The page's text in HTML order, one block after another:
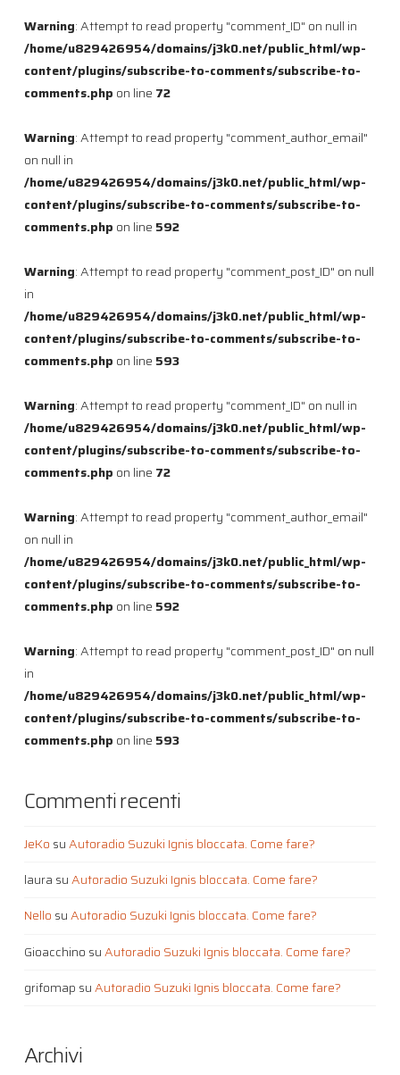
Warning: Attempt to read property "comment_ID" on null in
/home/u829426954/domains/j3k0.net/public_html/wp-
content/plugins/subscribe-to-comments/subscribe-to-
comments.php on line 72
Warning: Attempt to read property "comment_author_email"
on null in
/home/u829426954/domains/j3k0.net/public_html/wp-
content/plugins/subscribe-to-comments/subscribe-to-
comments.php on line 592
Warning: Attempt to read property "comment_post_ID" on null
in
/home/u829426954/domains/j3k0.net/public_html/wp-
content/plugins/subscribe-to-comments/subscribe-to-
comments.php on line 593
Warning: Attempt to read property "comment_ID" on null in
/home/u829426954/domains/j3k0.net/public_html/wp-
content/plugins/subscribe-to-comments/subscribe-to-
comments.php on line 72
Warning: Attempt to read property "comment_author_email"
on null in
/home/u829426954/domains/j3k0.net/public_html/wp-
content/plugins/subscribe-to-comments/subscribe-to-
comments.php on line 592
Warning: Attempt to read property "comment_post_ID" on null
in
/home/u829426954/domains/j3k0.net/public_html/wp-
content/plugins/subscribe-to-comments/subscribe-to-
comments.php on line 593
Commenti recenti
JeKo suAutoradio Suzuki Ignis bloccata. Come fare?
laura suAutoradio Suzuki Ignis bloccata. Come fare?
Nello suAutoradio Suzuki Ignis bloccata. Come fare?
Gioacchino suAutoradio Suzuki Ignis bloccata. Come fare?
grifomap suAutoradio Suzuki Ignis bloccata. Come fare?
Archivi